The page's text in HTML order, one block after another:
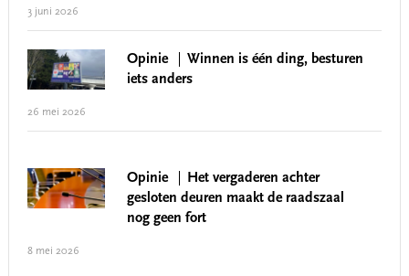
3 juni 2026
Opinie
Winnen is één ding, besturen
iets anders
26 mei 2026
Opinie
Het vergaderen achter
gesloten deuren maakt de raadszaal
nog geen fort
8 mei 2026